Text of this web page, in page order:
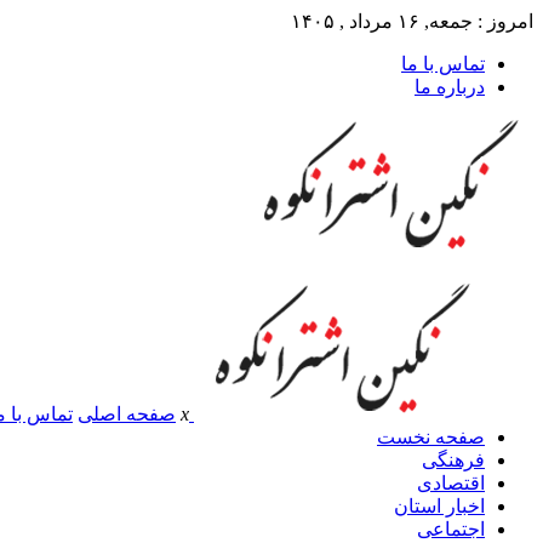
امروز : جمعه, ۱۶ مرداد , ۱۴۰۵
تماس با ما
درباره ما
x صفحه اصلی تماس با
صفحه نخست
فرهنگی
اقتصادی
اخبار استان
اجتماعی